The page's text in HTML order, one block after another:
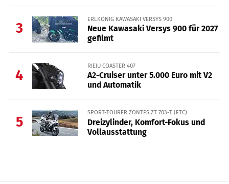
3
ERLKÖNIG KAWASAKI VERSYS 900
Neue Kawasaki Versys 900 für 2027
gefilmt
4
RIEJU COASTER 407
A2-Cruiser unter 5.000 Euro mit V2
und Automatik
5
SPORT-TOURER ZONTES ZT 703-T (ETC)
Dreizylinder, Komfort-Fokus und
Vollausstattung